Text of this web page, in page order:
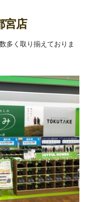
宮店
多く取り揃えておりま